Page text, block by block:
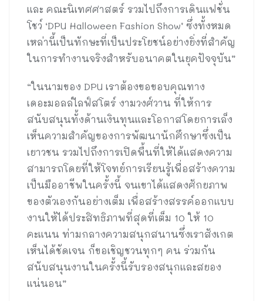
และ คณะนิเทศศาสตร์ รวมไปถึงการเดินแฟชั่น
โชว์ ‘DPU Halloween Fashion Show’ ซึ่งทั้งหมด
เหล่านี้เป็นทักษะที่เป็นประโยชน์อย่างยิ่งที่สำคัญ
ในการทำงานจริงสำหรับอนาคตในยุคปัจจุบัน”
“ในนามของ DPU เราต้องขอขอบคุณทาง
เดอะมอลล์ไลฟ์สโตร์ งามวงศ์วาน ที่ให้การ
สนับสนุนทั้งด้านเงินทุนและโอกาสโดยการเล็ง
เห็นความสำคัญของการพัฒนานักศึกษาซึ่งเป็น
เยาวชน รวมไปถึงการเปิดพื้นที่ให้ได้แสดงความ
สามารถโดยที่ให้โจทย์การเรียนรู้เพื่อสร้างความ
เป็นมืออาชีพในครั้งนี้ จนเขาได้แสดงศักยภาพ
ของตัวเองกันอย่างเต็ม เพื่อสร้างสรรค์ออกแบบ
งานให้ได้ประสิทธิภาพที่สุดที่เต็ม 10 ให้ 10
คะแนน ท่ามกลางความสนุกสนานซึ่งเราสังเกต
เห็นได้ชัดเจน ก็ขอเชิญชวนทุกๆ คน ร่วมกัน
สนับสนุนงานในครั้งนี้รับรองสนุกและสยอง
แน่นอน”